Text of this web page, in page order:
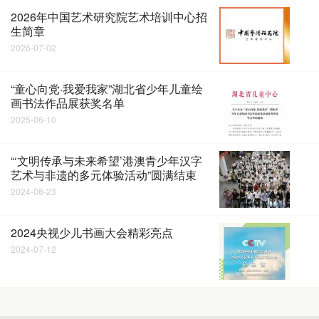
2026年中国艺术研究院艺术培训中心招
生简章
2026-07-02
“童心向党·我爱我家”湖北省少年儿童绘
画书法作品展获奖名单
2025-06-10
“‘文明传承与未来希望’港澳青少年汉字
艺术与非遗的多元体验活动”圆满结束
2024-08-23
2024央视少儿书画大会精彩亮点
2024-07-12